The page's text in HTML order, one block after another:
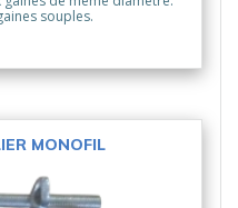
souples.
MONOFIL